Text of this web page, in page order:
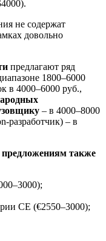
не содержат
довольно
предлагают ряд
1800–6000
в 4000–6000 руб.,
– в 4000–8000
разработчик) – в
также
СЕ (€2550–3000);